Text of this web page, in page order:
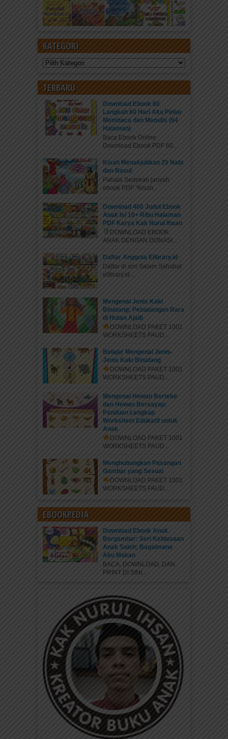
KATEGORI
Kategori
TERBARU
Download Ebook 60
Langkah 60 Hari Aku Pintar
Membaca dan Menulis (64
Halaman)
Baca Ebook Online
Download Ebook PDF 60...
Kisah Menakjubkan 25 Nabi
dan Rasul
Pahala Sedekah jariyah
ebook PDF “Kisah...
Download 400 Judul Ebook
Anak Isi 10+ Ribu Halaman
PDF Karya Kak Nurul Ihsan
DOWNLOAD EBOOK
ANAK DENGAN DONASI...
Daftar Anggota Elibrary.id
Daftar di sini Salam Sahabat
elibrary.id...
Mengenal Jenis Kaki
Binatang: Petualangan Rara
di Hutan Ajaib
DOWNLOAD PAKET 1001
WORKSHEETS PAUD...
Belajar Mengenal Jenis-
Jenis Kaki Binatang
DOWNLOAD PAKET 1001
WORKSHEETS PAUD...
Mengenal Hewan Bertelur
dan Hewan Bersayap:
Panduan Lengkap
Worksheet Edukatif untuk
Anak
DOWNLOAD PAKET 1001
WORKSHEETS PAUD...
Menghubungkan Pasangan
Gambar yang Sesuai
DOWNLOAD PAKET 1001
WORKSHEETS PAUD...
EBOOKPEDIA
Download Ebook Anak
Bergambar: Seri Kebiasaan
Anak Saleh; Bagaimana
Aku Makan
BACA, DOWNLOAD, DAN
PRINT DI SINI...